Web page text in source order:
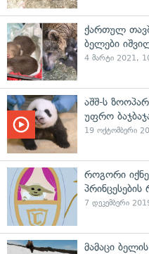
ქართულ
ბელები
4 მარტი 2021,
აშშ-ს
უფრო
19 ოქტომბერი
როგორი
7 დეკემბერი
მამაცი